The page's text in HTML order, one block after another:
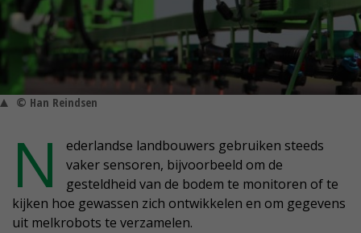
© Han Reindsen
N
ederlandse landbouwers gebruiken steeds
vaker sensoren, bijvoorbeeld om de
gesteldheid van de bodem te monitoren of te
kijken hoe gewassen zich ontwikkelen en om gegevens
uit melkrobots te verzamelen.